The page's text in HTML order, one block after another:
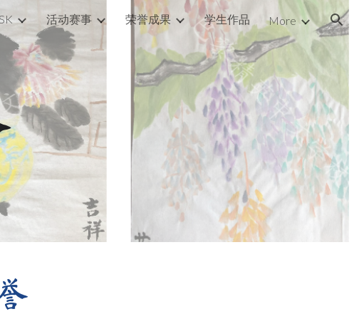
活动赛事 荣誉成果 学生作品 More